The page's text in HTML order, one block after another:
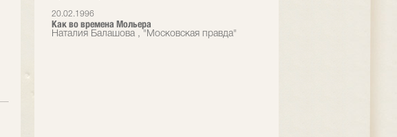
20.02.1996
Как во времена Мольера
Наталия Балашова , "Московская правда"